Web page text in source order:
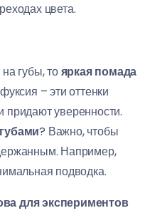
цвета.
губы, тояркая помада
– эти оттенки
уверенности.
? Важно, чтобы
Например,
подводка.
для экспериментов